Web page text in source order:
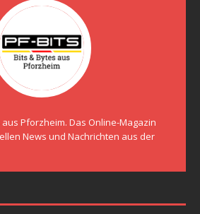
aus Pforzheim. Das Online-Magazin
News und Nachrichten aus der